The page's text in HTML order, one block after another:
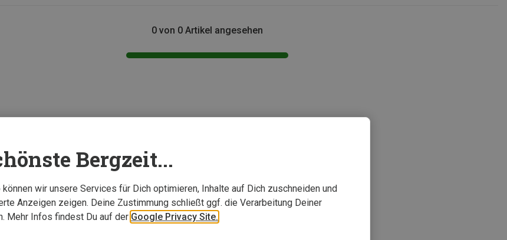
0 von 0 Artikel angesehen
Bergzeit...
wir unsere Services für Dich optimieren, Inhalte auf Dich zuschneiden und
Anzeigen zeigen. Deine Zustimmung schließt ggf. die Verarbeitung Deiner
Mehr Infos findest Du auf der Google Privacy Site.